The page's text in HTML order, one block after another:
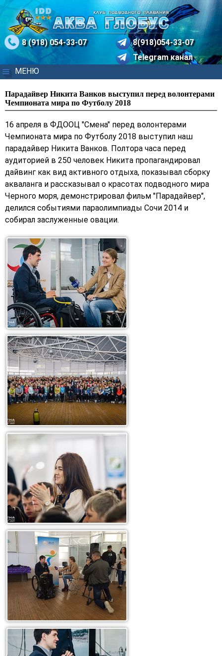
8 (918) 054-33-07
8(918)054-33-07
Telegram канал
МЕНЮ
Парадайвер Никита Ванков выступил перед волонтерами
Чемпионата мира по Футболу 2018
16 апреля в ФДООЦ "Смена" перед волонтерами
Чемпионата мира по Футболу 2018 выступил наш
парадайвер Никита Ванков. Полтора часа перед
аудиторией в 250 человек Никита пропагандировал
дайвинг как вид активного отдыха, показывал сборку
акваланга и рассказывал о красотах подводного мира
Черного моря, демонстрировал фильм "Парадайвер",
делился событиями параолимпиады Сочи 2014 и
собирал заслуженные овации.